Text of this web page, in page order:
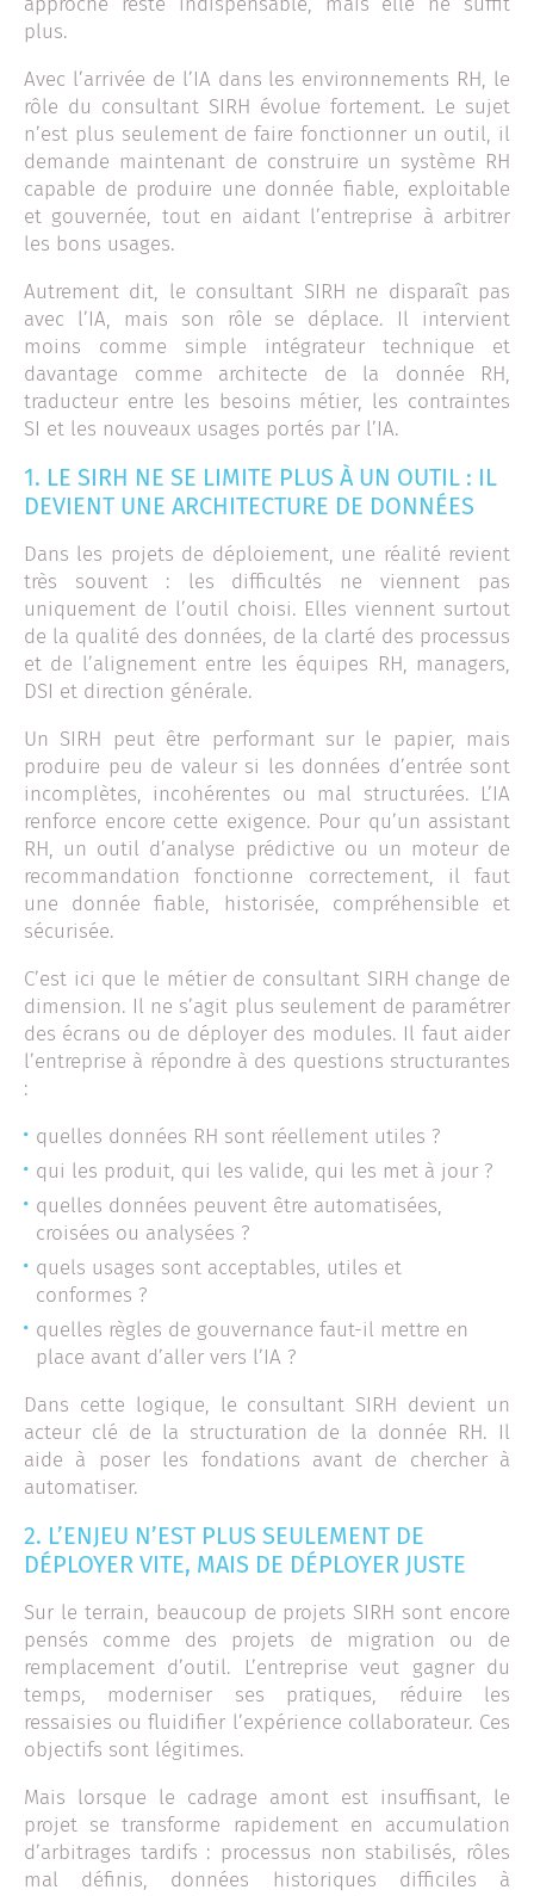
plus.
Avec l’arrivée de l’IA dans les environnements RH, le
rôle du consultant SIRH évolue fortement. Le sujet
n’est plus seulement de faire fonctionner un outil, il
demande maintenant de construire un système RH
capable de produire une donnée fiable, exploitable
et gouvernée, tout en aidant l’entreprise à arbitrer
les bons usages.
Autrement dit, le consultant SIRH ne disparaît pas
avec l’IA, mais son rôle se déplace. Il intervient
moins comme simple intégrateur technique et
davantage comme architecte de la donnée RH,
traducteur entre les besoins métier, les contraintes
SI et les nouveaux usages portés par l’IA.
1. LE SIRH NE SE LIMITE PLUS À UN OUTIL : IL
DEVIENT UNE ARCHITECTURE DE DONNÉES
Dans les projets de déploiement, une réalité revient
très souvent : les difficultés ne viennent pas
uniquement de l’outil choisi. Elles viennent surtout
de la qualité des données, de la clarté des processus
et de l’alignement entre les équipes RH, managers,
DSI et direction générale.
Un SIRH peut être performant sur le papier, mais
produire peu de valeur si les données d’entrée sont
incomplètes, incohérentes ou mal structurées. L’IA
renforce encore cette exigence. Pour qu’un assistant
RH, un outil d’analyse prédictive ou un moteur de
recommandation fonctionne correctement, il faut
une donnée fiable, historisée, compréhensible et
sécurisée.
C’est ici que le métier de consultant SIRH change de
dimension. Il ne s’agit plus seulement de paramétrer
des écrans ou de déployer des modules. Il faut aider
l’entreprise à répondre à des questions structurantes
:
quelles données RH sont réellement utiles ?
qui les produit, qui les valide, qui les met à jour ?
quelles données peuvent être automatisées,
croisées ou analysées ?
quels usages sont acceptables, utiles et
conformes ?
quelles règles de gouvernance faut-il mettre en
place avant d’aller vers l’IA ?
Dans cette logique, le consultant SIRH devient un
acteur clé de la structuration de la donnée RH. Il
aide à poser les fondations avant de chercher à
automatiser.
2. L’ENJEU N’EST PLUS SEULEMENT DE
DÉPLOYER VITE, MAIS DE DÉPLOYER JUSTE
Sur le terrain, beaucoup de projets SIRH sont encore
pensés comme des projets de migration ou de
remplacement d’outil. L’entreprise veut gagner du
temps, moderniser ses pratiques, réduire les
ressaisies ou fluidifier l’expérience collaborateur. Ces
objectifs sont légitimes.
Mais lorsque le cadrage amont est insuffisant, le
projet se transforme rapidement en accumulation
d’arbitrages tardifs : processus non stabilisés, rôles
mal définis, données historiques difficiles à